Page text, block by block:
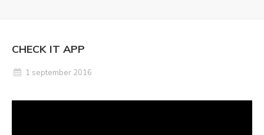
CHECK IT APP
1 september 2016